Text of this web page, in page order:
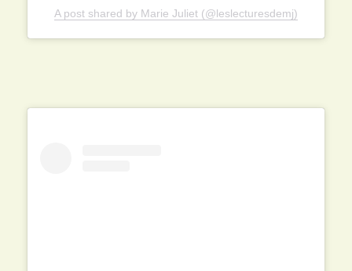
A post shared by Marie Juliet (@leslecturesdemj)